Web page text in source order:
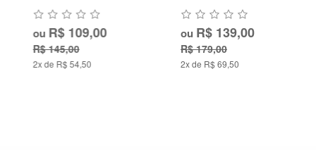
ouR$ 109,00
R$ 145,00
2x de R$ 54,50
ouR$ 139,00
R$ 179,00
2x de R$ 69,50